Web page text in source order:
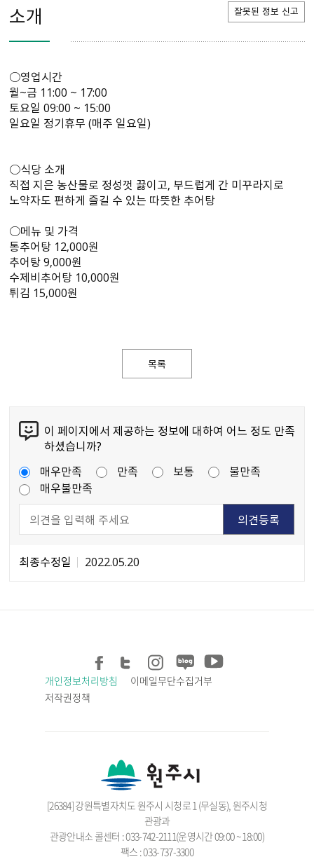
소개 잘못된 정보 신고
○영업시간
월~금 11:00 ~ 17:00
토요일 09:00 ~ 15:00
일요일 정기휴무 (매주 일요일)
○식당 소개
직접 지은 농산물로 정성껏 끓이고, 부드럽게 간 미꾸라지로
노약자도 편하게 즐길 수 있는 따뜻한 추어탕
○메뉴 및 가격
통추어탕 12,000원
추어탕 9,000원
수제비추어탕 10,000원
튀김 15,000원
목록
이 페이지에서 제공하는 정보에 대하여 어느 정도 만족
하셨습니까?
매우만족
만족 보통
불만족
매우불만족
최종수정일 2022.05.20
개인정보처리방침
이메일무단수집거부
저작권정책
[26384] 강원특별자치도 원주시 시청로 1 (무실동), 원주시청
관광과
관광안내소 콜센터 : 033-742-2111(운영시간 09:00 ~ 18:00)
팩스 : 033-737-3300